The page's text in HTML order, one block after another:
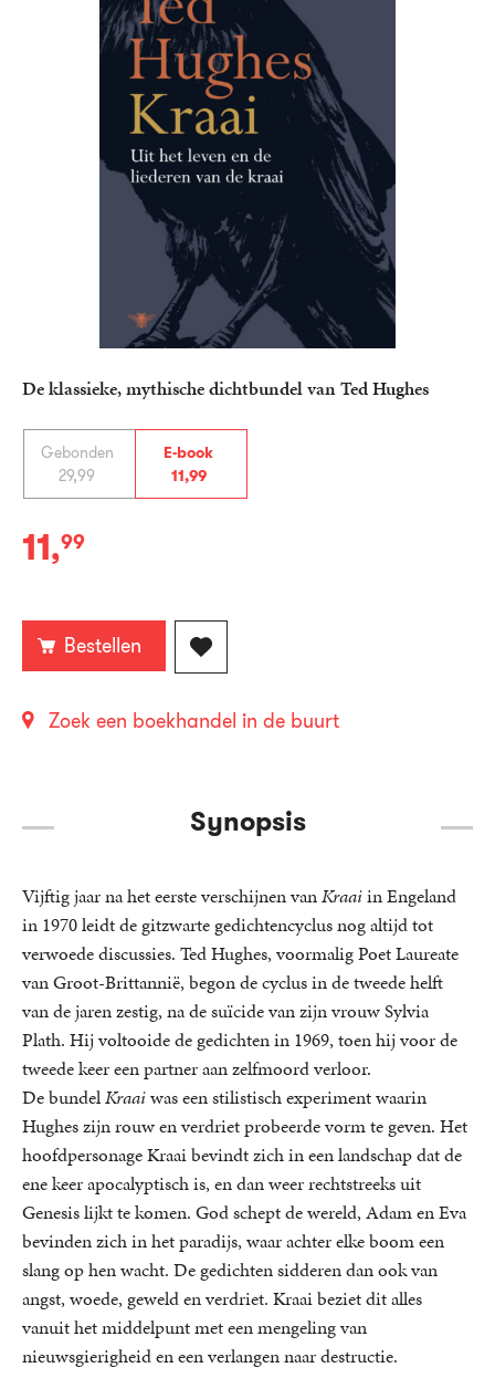
De klassieke, mythische dichtbundel van Ted Hughes
Gebonden
29,99
E-book
11,99
E-
11,99
Bestellen
Zoek een boekhandel in de buurt
Synopsis
Vijftig jaar na het eerste verschijnen vanKraaiin Engeland
in 1970 leidt de gitzwarte gedichtencyclus nog altijd tot
verwoede discussies. Ted Hughes, voormalig Poet Laureate
van Groot-Brittannië, begon de cyclus in de tweede helft
van de jaren zestig, na de suïcide van zijn vrouw Sylvia
Plath. Hij voltooide de gedichten in 1969, toen hij voor de
tweede keer een partner aan zelfmoord verloor.
De bundelKraaiwas een stilistisch experiment waarin
Hughes zijn rouw en verdriet probeerde vorm te geven. Het
hoofdpersonage Kraai bevindt zich in een landschap dat de
ene keer apocalyptisch is, en dan weer rechtstreeks uit
Genesis lijkt te komen. God schept de wereld, Adam en Eva
bevinden zich in het paradijs, waar achter elke boom een
slang op hen wacht. De gedichten sidderen dan ook van
angst, woede, geweld en verdriet. Kraai beziet dit alles
vanuit het middelpunt met een mengeling van
nieuwsgierigheid en een verlangen naar destructie.